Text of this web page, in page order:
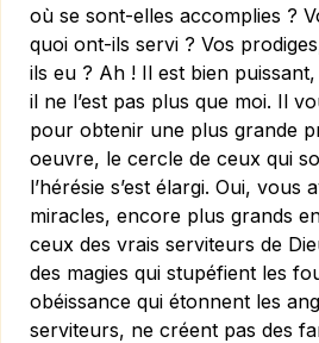
où se sont-elles accomplies ?
quoi ont-ils servi ? Vos
ils eu ? Ah ! Il est bien
il ne l’est pas plus que moi. Il
pour obtenir une plus grande
oeuvre, le cercle de ceux qui
l’hérésie s’est élargi. Oui, vous
miracles, encore plus grands
ceux des vrais serviteurs de
des magies qui stupéfient les
obéissance qui étonnent les
serviteurs, ne créent pas des